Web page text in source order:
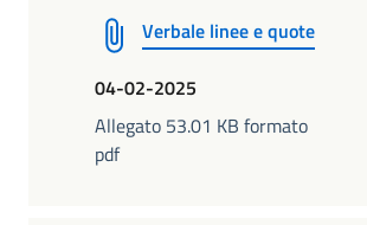
Verbale linee e quote
04-02-2025
Allegato 53.01 KB formato
pdf